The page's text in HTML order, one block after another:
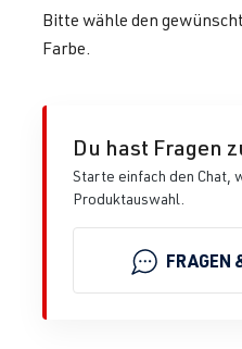
Bitte wähle den
Farbe.
Du hast Fragen
Starte einfach den Chat,
Produktauswahl.
FRAGEN